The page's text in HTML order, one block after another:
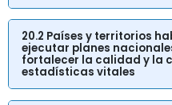
20.2 Países y territorios
ejecutar planes
fortalecer la calidad y la
estadísticas vitales